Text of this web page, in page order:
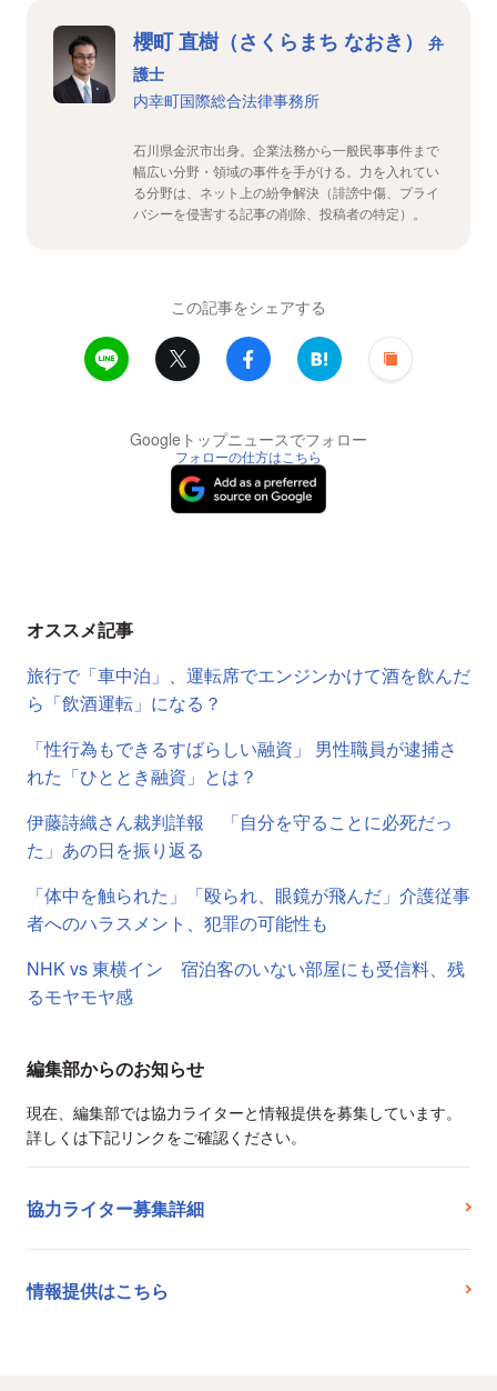
櫻町 直樹（さくらまち なおき）
弁
護士
内幸町国際総合法律事務所
石川県金沢市出身。企業法務から一般民事事件まで
幅広い分野・領域の事件を手がける。力を入れてい
る分野は、ネット上の紛争解決（誹謗中傷、プライ
バシーを侵害する記事の削除、投稿者の特定）。
この記事をシェアする
Googleトップニュースでフォロー
フォローの仕方はこちら
オススメ記事
旅行で「車中泊」、運転席でエンジンかけて酒を飲んだ
ら「飲酒運転」になる？
「性行為もできるすばらしい融資」 男性職員が逮捕さ
れた「ひととき融資」とは？
伊藤詩織さん裁判詳報 「自分を守ることに必死だっ
た」あの日を振り返る
「体中を触られた」「殴られ、眼鏡が飛んだ」介護従事
者へのハラスメント、犯罪の可能性も
NHK vs 東横イン 宿泊客のいない部屋にも受信料、残
るモヤモヤ感
編集部からのお知らせ
現在、編集部では協力ライターと情報提供を募集しています。
詳しくは下記リンクをご確認ください。
協力ライター募集詳細
情報提供はこちら